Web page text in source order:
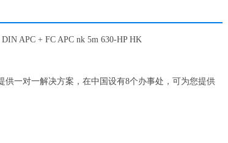
DIN APC + FC APC nk 5m 630-HP HK
供一对一解决方案，在中国设有8个办事处，可为您提供